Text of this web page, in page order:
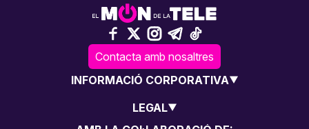
Contacta amb nosaltres
INFORMACIÓ CORPORATIVA
LEGAL